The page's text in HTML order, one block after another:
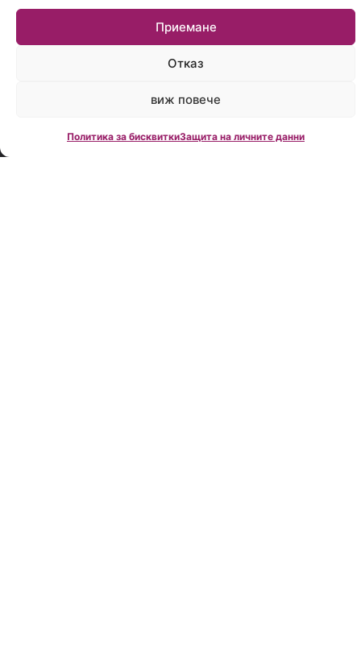
Приемане
Отказ
виж повече
Политика за бисквиткиЗащита на личните данни
кредитните
посредници
в България
стриктно
кодексна